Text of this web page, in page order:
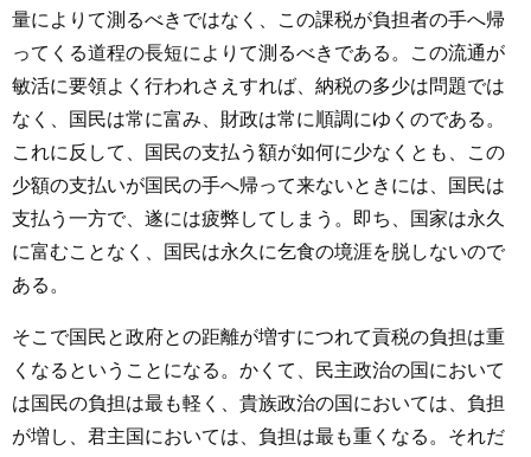
量によりて測るべきではなく、この課税が負担者の手へ帰
ってくる道程の長短によりて測るべきである。この流通が
敏活に要領よく行われさえすれば、納税の多少は問題では
なく、国民は常に富み、財政は常に順調にゆくのである。
これに反して、国民の支払う額が如何に少なくとも、この
少額の支払いが国民の手へ帰って来ないときには、国民は
支払う一方で、遂には疲弊してしまう。即ち、国家は永久
に富むことなく、国民は永久に乞食の境涯を脱しないので
ある。
そこで国民と政府との距離が増すにつれて貢税の負担は重
くなるということになる。かくて、民主政治の国において
は国民の負担は最も軽く、貴族政治の国においては、負担
が増し、君主国においては、負担は最も重くなる。それだ